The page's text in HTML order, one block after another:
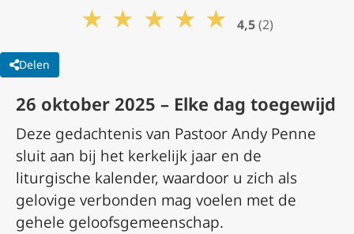
★ ★ ★ ★ ★ 4,5(2)
Delen
26 oktober 2025 – Elke dag toegewijd
Deze gedachtenis van Pastoor Andy Penne
sluit aan bij het kerkelijk jaar en de
liturgische kalender, waardoor u zich als
gelovige verbonden mag voelen met de
gehele geloofsgemeenschap.